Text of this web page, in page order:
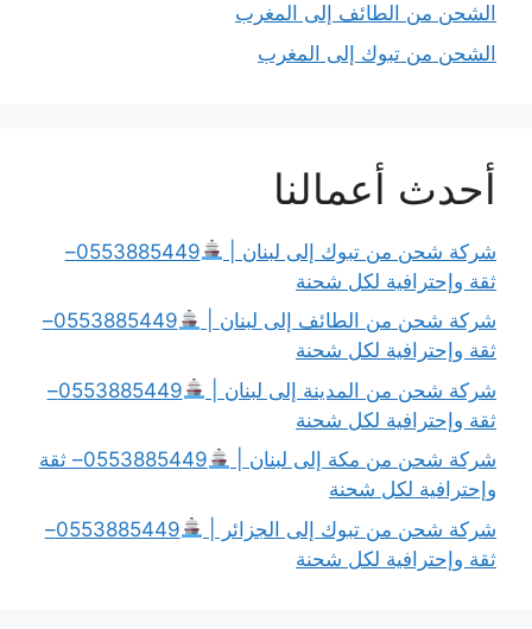
الشحن من الطائف إلى المغرب
الشحن من تبوك إلى المغرب
أحدث أعمالنا
شركة شحن من تبوك إلى لبنان |
0553885449–
ثقة وإحترافية لكل شحنة
شركة شحن من الطائف إلى لبنان |
0553885449–
ثقة وإحترافية لكل شحنة
شركة شحن من المدينة إلى لبنان |
0553885449–
ثقة وإحترافية لكل شحنة
شركة شحن من مكة إلى لبنان |
0553885449– ثقة
وإحترافية لكل شحنة
شركة شحن من تبوك إلى الجزائر |
0553885449–
ثقة وإحترافية لكل شحنة